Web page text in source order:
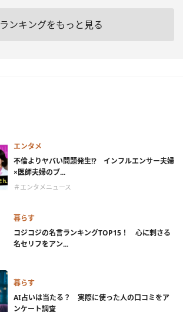
ランキングをもっと見る
エンタメ
不倫よりヤバい問題発生!? インフルエンサー夫婦
×医師夫婦のブ...
＃エンタメニュース
暮らす
コジコジの名言ランキングTOP15！ 心に刺さる
名セリフをアン...
暮らす
AI占いは当たる？ 実際に使った人の口コミをア
ンケート調査